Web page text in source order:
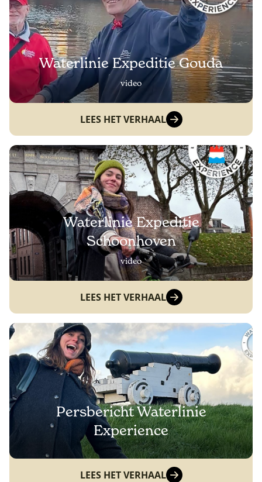
Waterlinie Expeditie Gouda
video
LEES HET VERHAAL
Waterlinie Expeditie
Schoonhoven
video
LEES HET VERHAAL
Persbericht Waterlinie
Experience
LEES HET VERHAAL